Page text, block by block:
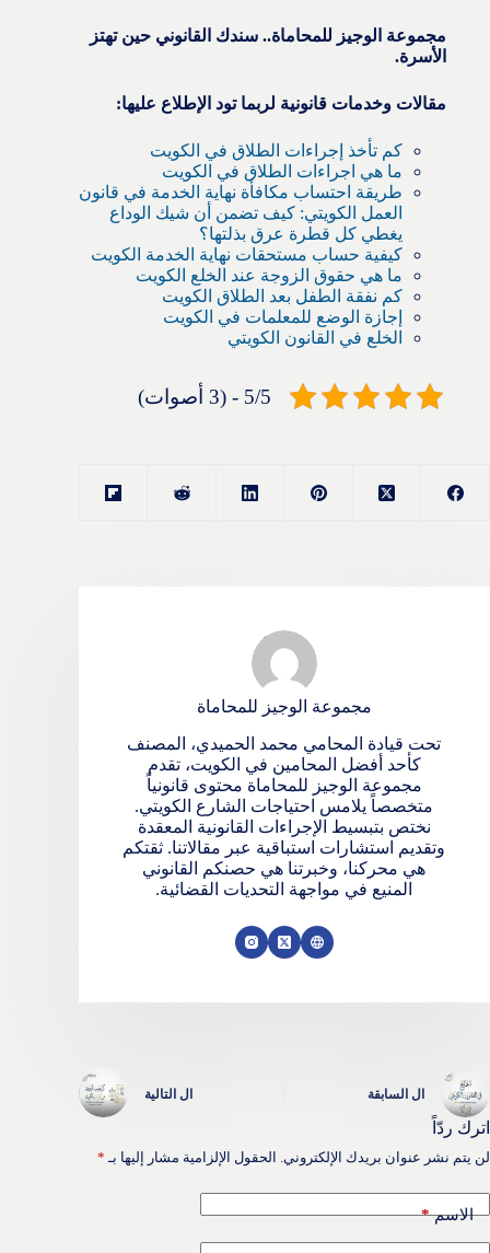
مجموعة الوجيز للمحاماة.. سندك القانوني حين تهتز
الأسرة.
مقالات وخدمات قانونية لربما تود الإطلاع عليها:
كم تأخذ إجراءات الطلاق في الكويت
ما هي اجراءات الطلاق في الكويت
طريقة احتساب مكافأة نهاية الخدمة في قانون
العمل الكويتي: كيف تضمن أن شيك الوداع
يغطي كل قطرة عرق بذلتها؟
كيفية حساب مستحقات نهاية الخدمة الكويت
ما هي حقوق الزوجة عند الخلع الكويت
كم نفقة الطفل بعد الطلاق الكويت
إجازة الوضع للمعلمات في الكويت
الخلع في القانون الكويتي
5/5 - (3 أصوات)
مجموعة الوجيز للمحاماة
تحت قيادة المحامي محمد الحميدي، المصنف
كأحد أفضل المحامين في الكويت، تقدم
مجموعة الوجيز للمحاماة محتوى قانونياً
متخصصاً يلامس احتياجات الشارع الكويتي.
نختص بتبسيط الإجراءات القانونية المعقدة
وتقديم استشارات استباقية عبر مقالاتنا. ثقتكم
هي محركنا، وخبرتنا هي حصنكم القانوني
المنيع في مواجهة التحديات القضائية.
ال السابقة ال التالية
اترك ردّاً
لن يتم نشر عنوان بريدك الإلكتروني. الحقول الإلزامية مشار إليها بـ *
الاسم*